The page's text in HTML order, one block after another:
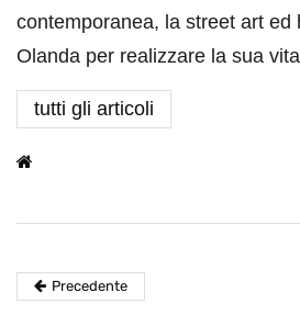
contemporanea, la street art ed
Olanda per realizzare la sua
tutti gli articoli
Precedente